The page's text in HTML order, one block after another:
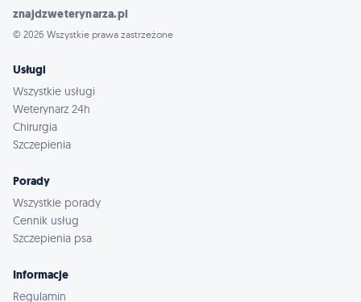
znajdzweterynarza.pl
© 2026 Wszystkie prawa zastrzeżone
Usługi
Wszystkie usługi
Weterynarz 24h
Chirurgia
Szczepienia
Porady
Wszystkie porady
Cennik usług
Szczepienia psa
Informacje
Regulamin